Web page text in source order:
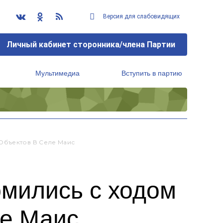
Версия для слабовидящих
Личный кабинет сторонника/члена Партии
Мультимедиа Вступить в партию
В Селе Маис
с ходом